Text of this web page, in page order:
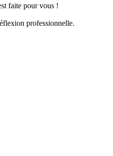
faite pour vous !
professionnelle.